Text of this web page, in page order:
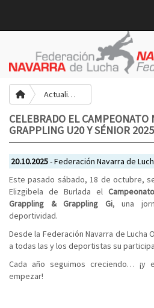
Actualidad
CELEBRADO EL CAMPEONATO
GRAPPLING U20 Y SÉNIOR 2025
20.10.2025- Federación Navarra de
Este pasado sábado, 18 de octubre,
Elizgibela de Burlada el
Grappling & Grappling Gi, una
deportividad.
Desde la Federación Navarra de
a todas las y los deportistas su
Cada año seguimos creciendo… ¡y
empezar!